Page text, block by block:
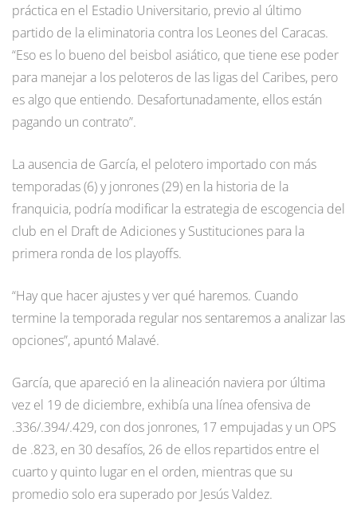
práctica en el Estadio Universitario, previo al último
partido de la eliminatoria contra los Leones del Caracas.
“Eso es lo bueno del beisbol asiático, que tiene ese poder
para manejar a los peloteros de las ligas del Caribes, pero
es algo que entiendo. Desafortunadamente, ellos están
pagando un contrato”.
La ausencia de García, el pelotero importado con más
temporadas (6) y jonrones (29) en la historia de la
franquicia, podría modificar la estrategia de escogencia del
club en el Draft de Adiciones y Sustituciones para la
primera ronda de los playoffs.
“Hay que hacer ajustes y ver qué haremos. Cuando
termine la temporada regular nos sentaremos a analizar las
opciones”, apuntó Malavé.
García, que apareció en la alineación naviera por última
vez el 19 de diciembre, exhibía una línea ofensiva de
.336/.394/.429, con dos jonrones, 17 empujadas y un OPS
de .823, en 30 desafíos, 26 de ellos repartidos entre el
cuarto y quinto lugar en el orden, mientras que su
promedio solo era superado por Jesús Valdez.